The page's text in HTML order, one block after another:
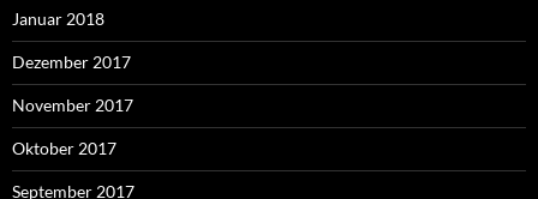
Januar 2018
Dezember 2017
November 2017
Oktober 2017
September 2017